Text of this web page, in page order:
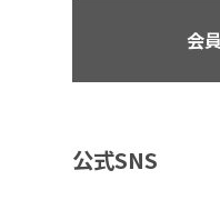
会
公式SNS